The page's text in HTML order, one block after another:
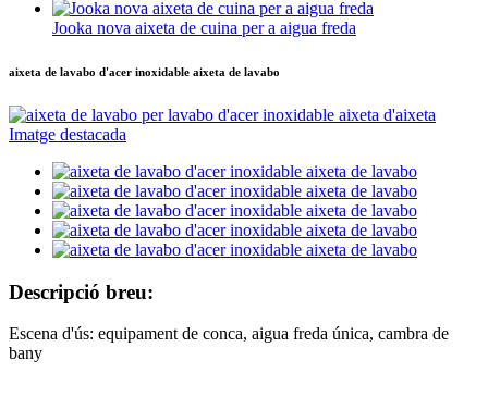
Jooka nova aixeta de cuina per a aigua freda
aixeta de lavabo d'acer inoxidable aixeta de lavabo
Descripció breu:
Escena d'ús: equipament de conca, aigua freda única, cambra de
bany